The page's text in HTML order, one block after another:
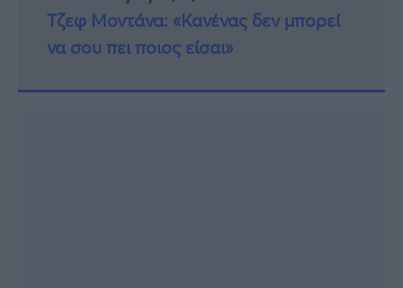
Τζεφ Μοντάνα: «Κανένας δεν μπορεί
να σου πει ποιος είσαι»